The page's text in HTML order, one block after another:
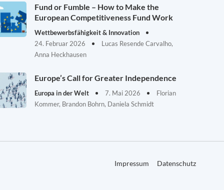
Fund or Fumble – How to Make the
European Competitiveness Fund Work
Wettbewerbsfähigkeit & Innovation
24. Februar 2026
Lucas Resende Carvalho,
Anna Heckhausen
Europe’s Call for Greater Independence
Europa in der Welt 7. Mai 2026
Florian
Kommer, Brandon Bohrn, Daniela Schmidt
Impressum Datenschutz